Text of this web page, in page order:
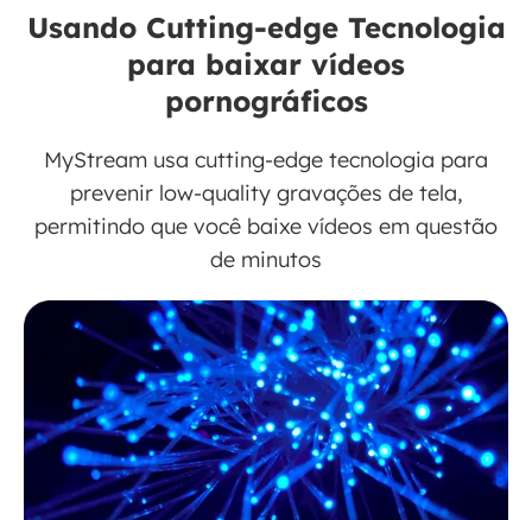
Usando Cutting-edge Tecnologia
para baixar vídeos
pornográficos
MyStream usa cutting-edge tecnologia para
prevenir low-quality gravações de tela,
permitindo que você baixe vídeos em questão
de minutos